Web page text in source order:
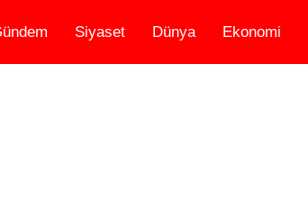
Siyaset Dünya Ekonomi